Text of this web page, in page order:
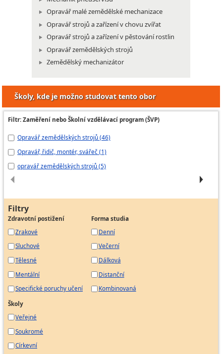
Opravář malé zemědělské mechanizace
Opravář strojů a zařízení v chovu zvířat
Opravář strojů a zařízení v pěstování rostlin
Opravář zemědělských strojů
Zemědělský mechanizátor
Školy, kde je možno studovat tento obor
Filtr: Zaměření nebo Školní vzdělávací program (ŠVP)
Opravář zemědělských strojů (46)
Opravář, řidič, montér, svářeč (1)
opravář zemědělských strojů (5)
Filtry
Zdravotní postižení
Zrakové
Sluchové
Tělesné
Mentální
Specifické poruchy učení
Forma studia
Denní
Večerní
Dálková
Distanční
Kombinovaná
Školy
Veřejné
Soukromé
Církevní